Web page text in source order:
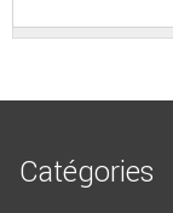
Catégories